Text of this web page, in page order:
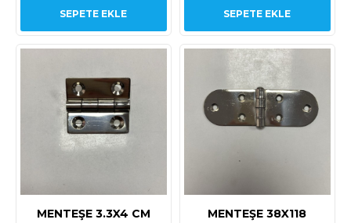
SEPETE EKLE SEPETE EKLE
MENTEŞE 3.3X4 CM MENTEŞE 38X118